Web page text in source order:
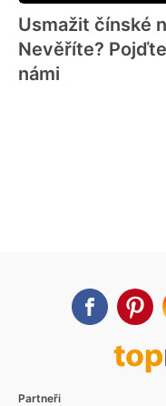
Usmažit čínské
Nevěříte?
námi
Partneři